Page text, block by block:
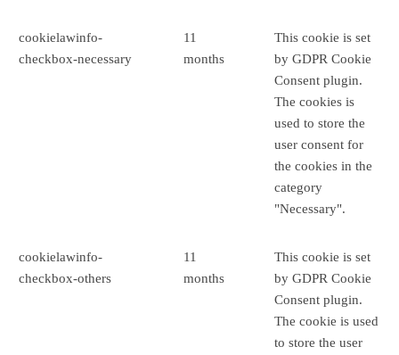
cookielawinfo-
checkbox-necessary
11
months
This cookie is set
by GDPR Cookie
Consent plugin.
The cookies is
used to store the
user consent for
the cookies in the
category
"Necessary".
cookielawinfo-
checkbox-others
11
months
This cookie is set
by GDPR Cookie
Consent plugin.
The cookie is used
to store the user